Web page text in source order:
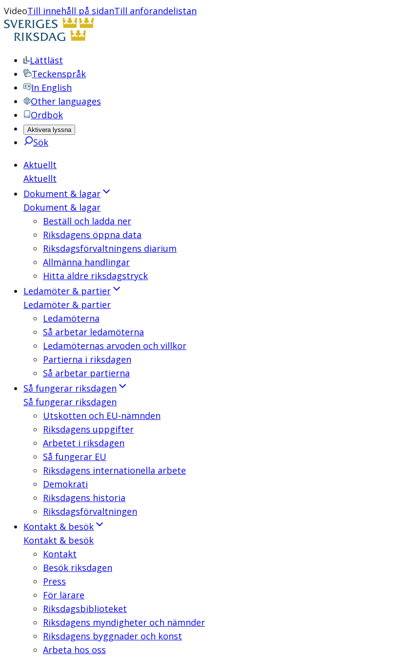
VideoTill innehåll på sidanTill anförandelistan
Lättläst
Teckenspråk
In English
Other languages
Ordbok
Aktivera lyssna
Sök
Aktuellt
Aktuellt
Dokument & lagar
Dokument & lagar
Beställ och ladda ner
Riksdagens öppna data
Riksdagsförvaltningens diarium
Allmänna handlingar
Hitta äldre riksdagstryck
Ledamöter & partier
Ledamöter & partier
Ledamöterna
Så arbetar ledamöterna
Ledamöternas arvoden och villkor
Partierna i riksdagen
Så arbetar partierna
Så fungerar riksdagen
Så fungerar riksdagen
Utskotten och EU-nämnden
Riksdagens uppgifter
Arbetet i riksdagen
Så fungerar EU
Riksdagens internationella arbete
Demokrati
Riksdagens historia
Riksdagsförvaltningen
Kontakt & besök
Kontakt & besök
Kontakt
Besök riksdagen
Press
För lärare
Riksdagsbiblioteket
Riksdagens myndigheter och nämnder
Riksdagens byggnader och konst
Arbeta hos oss